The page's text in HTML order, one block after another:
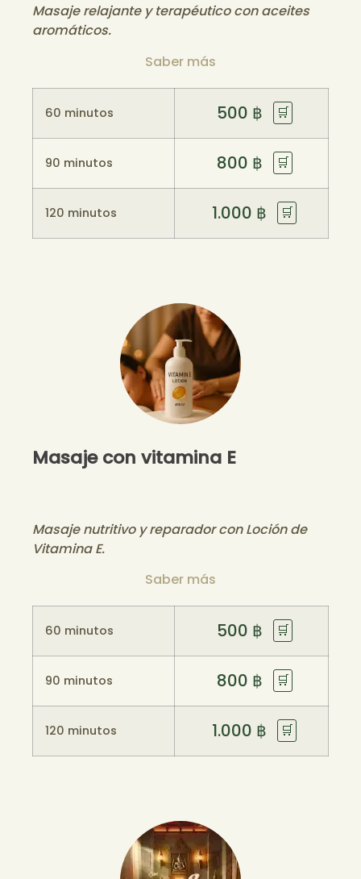
Masaje relajante y terapéutico con aceites
aromáticos.
Saber más
60 minutos 500 ฿ 🛒
90 minutos 800 ฿ 🛒
120 minutos 1.000 ฿ 🛒
Masaje con vitamina E
Masaje nutritivo y reparador con Loción de
Vitamina E.
Saber más
60 minutos 500 ฿ 🛒
90 minutos 800 ฿ 🛒
120 minutos 1.000 ฿ 🛒